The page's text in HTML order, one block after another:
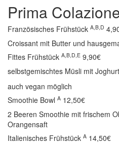
Prima
Französisches Frühstück A,B,D
Croissant mit Butter und
Fittes Frühstück A,B,D,E 9,90€
selbstgemischtes Müsli mit
auch vegan möglich
Smoothie Bowl A 12,50€
2 Beeren Smoothie mit frischem
Orangensaft
Italienisches Frühstück A 14,50€